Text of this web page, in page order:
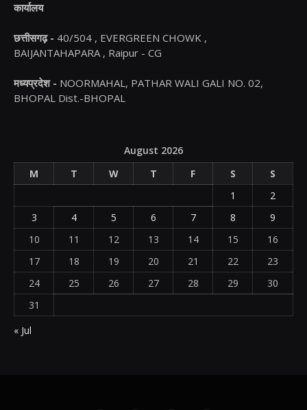
कार्यालय
छत्तीसगढ़ - 40/504 , EVERGREEN CHOWK ,
BAIJANTAHAPARA , Raipur - CG
मध्यप्रदेश - NOORMAHAL, PATHAR WALI GALI NO. 02,
BHOPAL Dist.-BHOPAL
August 2026
M
T W T F S
S
1
2
3
4 5 6 7 8
9
10
11 12 13 14 15
16
17
18 19 20 21 22
23
24
25 26 27 28 29
30
31
« Jul